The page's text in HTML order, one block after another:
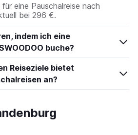
eine Pauschalreise nach
bei 296 €.
indem ich eine
buche?
Reiseziele bietet
an?